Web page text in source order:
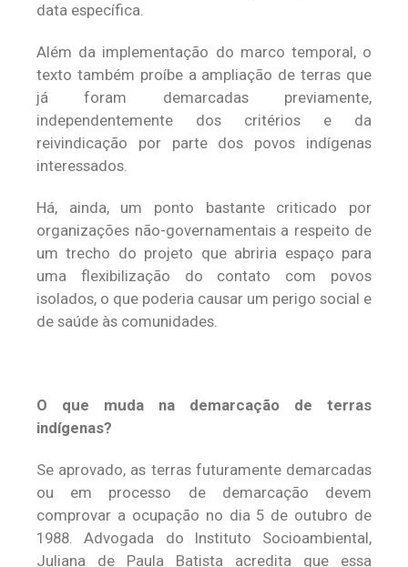
data específica.
Além da implementação do marco temporal, o
texto também proíbe a ampliação de terras que
já foram demarcadas previamente,
independentemente dos critérios e da
reivindicação por parte dos povos indígenas
interessados.
Há, ainda, um ponto bastante criticado por
organizações não-governamentais a respeito de
um trecho do projeto que abriria espaço para
uma flexibilização do contato com povos
isolados, o que poderia causar um perigo social e
de saúde às comunidades.
O que muda na demarcação de terras
indígenas?
Se aprovado, as terras futuramente demarcadas
ou em processo de demarcação devem
comprovar a ocupação no dia 5 de outubro de
1988. Advogada do Instituto Socioambiental,
Juliana de Paula Batista acredita que essa